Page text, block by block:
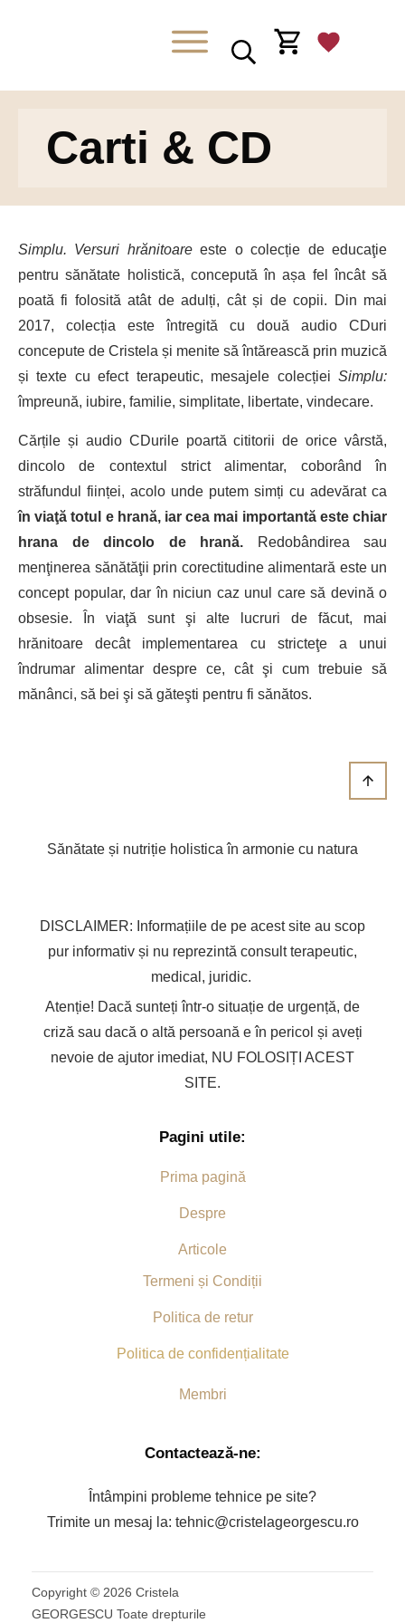
Carti & CD
Simplu. Versuri hrănitoareeste o colecție de educaţie
pentru sănătate holistică, concepută în așa fel încât să
poată fi folosită atât de adulți, cât și de copii. Din mai
2017, colecția este întregită cu două audio CDuri
concepute de Cristela și menite să întărească prin muzică
și texte cu efect terapeutic, mesajele colecției Simplu:
împreună, iubire, familie, simplitate, libertate, vindecare.
Cărțile și audio CDurile poartă cititorii de orice vârstă,
dincolo de contextul strict alimentar, coborând în
străfundul ființei, acolo unde putem simți cu adevărat ca
în viaţă totul e hrană, iar cea mai importantă este chiar
hrana de dincolo de hrană. Redobândirea sau
menţinerea sănătăţii prin corectitudine alimentară este un
concept popular, dar în niciun caz unul care să devină o
obsesie. În viaţă sunt şi alte lucruri de făcut, mai
hrănitoare decât implementarea cu stricteţe a unui
îndrumar alimentar despre ce, cât şi cum trebuie să
mănânci, să bei şi să găteşti pentru fi sănătos.
Sănătate și nutriție holistica în armonie cu natura
DISCLAIMER: Informațiile de pe acest site au scop
pur informativ și nu reprezintă consult terapeutic,
medical, juridic.
Atenție! Dacă sunteți într-o situație de urgență, de
criză sau dacă o altă persoană e în pericol și aveți
nevoie de ajutor imediat, NU FOLOSIȚI ACEST
SITE.
Pagini utile:
Prima pagină
Despre
Articole
Termeni și Condiții
Politica de retur
Politica de confidențialitate
Membri
Contactează-ne:
Întâmpini probleme tehnice pe site?
Trimite un mesaj la: tehnic@cristelageorgescu.ro
Copyright © 2026 Cristela
GEORGESCU Toate drepturile